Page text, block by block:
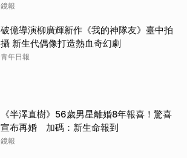
鏡報
破億導演柳廣輝新作《我的神隊友》臺中拍
攝 新生代偶像打造熱血奇幻劇
青年日報
《半澤直樹》56歲男星離婚8年報喜！驚喜
宣布再婚 加碼：新生命報到
鏡報